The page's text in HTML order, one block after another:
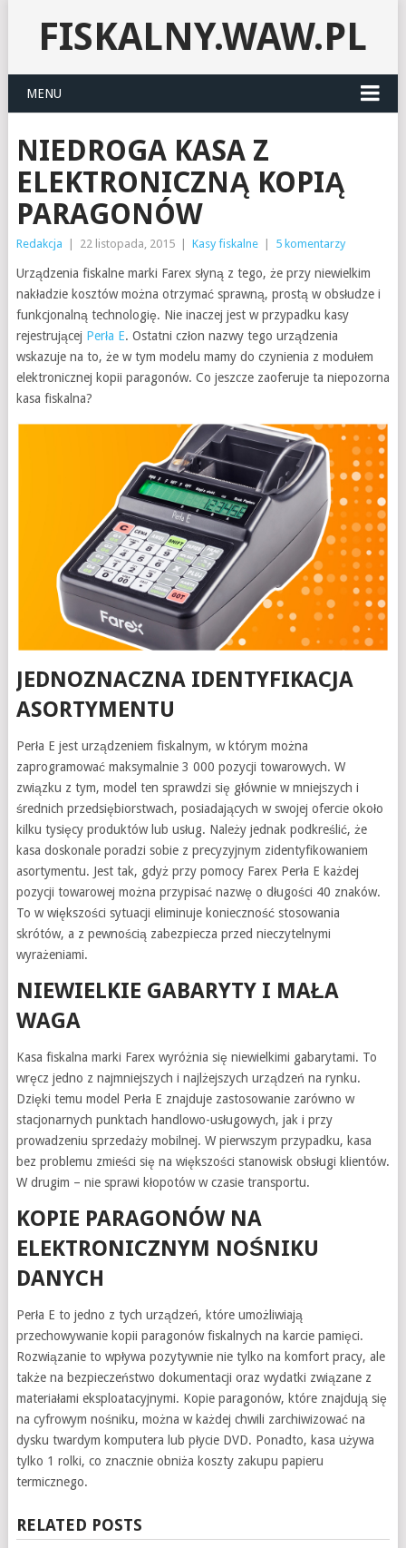
FISKALNY.WAW.PL
MENU
NIEDROGA KASA Z
ELEKTRONICZNĄ KOPIĄ
PARAGONÓW
Redakcja 22 listopada, 2015 Kasy fiskalne 5 komentarzy
Urządzenia fiskalne marki Farex słyną z tego, że przy niewielkim
nakładzie kosztów można otrzymać sprawną, prostą w obsłudze i
funkcjonalną technologię. Nie inaczej jest w przypadku kasy
rejestrującej Perła E. Ostatni człon nazwy tego urządzenia
wskazuje na to, że w tym modelu mamy do czynienia z modułem
elektronicznej kopii paragonów. Co jeszcze zaoferuje ta niepozorna
kasa fiskalna?
JEDNOZNACZNA IDENTYFIKACJA
ASORTYMENTU
Perła E jest urządzeniem fiskalnym, w którym można
zaprogramować maksymalnie 3 000 pozycji towarowych. W
związku z tym, model ten sprawdzi się głównie w mniejszych i
średnich przedsiębiorstwach, posiadających w swojej ofercie około
kilku tysięcy produktów lub usług. Należy jednak podkreślić, że
kasa doskonale poradzi sobie z precyzyjnym zidentyfikowaniem
asortymentu. Jest tak, gdyż przy pomocy Farex Perła E każdej
pozycji towarowej można przypisać nazwę o długości 40 znaków.
To w większości sytuacji eliminuje konieczność stosowania
skrótów, a z pewnością zabezpiecza przed nieczytelnymi
wyrażeniami.
NIEWIELKIE GABARYTY I MAŁA
WAGA
Kasa fiskalna marki Farex wyróżnia się niewielkimi gabarytami. To
wręcz jedno z najmniejszych i najlżejszych urządzeń na rynku.
Dzięki temu model Perła E znajduje zastosowanie zarówno w
stacjonarnych punktach handlowo-usługowych, jak i przy
prowadzeniu sprzedaży mobilnej. W pierwszym przypadku, kasa
bez problemu zmieści się na większości stanowisk obsługi klientów.
W drugim – nie sprawi kłopotów w czasie transportu.
KOPIE PARAGONÓW NA
ELEKTRONICZNYM NOŚNIKU
DANYCH
Perła E to jedno z tych urządzeń, które umożliwiają
przechowywanie kopii paragonów fiskalnych na karcie pamięci.
Rozwiązanie to wpływa pozytywnie nie tylko na komfort pracy, ale
także na bezpieczeństwo dokumentacji oraz wydatki związane z
materiałami eksploatacyjnymi. Kopie paragonów, które znajdują się
na cyfrowym nośniku, można w każdej chwili zarchiwizować na
dysku twardym komputera lub płycie DVD. Ponadto, kasa używa
tylko 1 rolki, co znacznie obniża koszty zakupu papieru
termicznego.
RELATED POSTS